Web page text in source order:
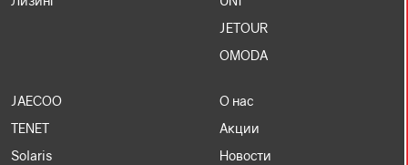
5 399 000
Забронировать
JETOUR
OMODA
JAECOO
TENET
Solaris
О нас
Акции
Новости